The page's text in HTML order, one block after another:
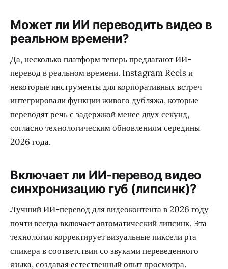
Может ли ИИ переводить видео в
реальном времени?
Да, несколько платформ теперь предлагают ИИ-
перевод в реальном времени. Instagram Reels и
некоторые инструменты для корпоративных встреч
интегрировали функции живого дубляжа, которые
переводят речь с задержкой менее двух секунд,
согласно технологическим обновлениям середины
2026 года.
Включает ли ИИ-перевод видео
синхронизацию губ (липсинк)?
Лучший ИИ-перевод для видеоконтента в 2026 году
почти всегда включает автоматический липсинк. Эта
технология корректирует визуальные пиксели рта
спикера в соответствии со звуками переведенного
языка, создавая естественный опыт просмотра.